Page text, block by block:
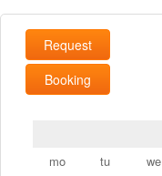
Request
Booking
mo
tu we